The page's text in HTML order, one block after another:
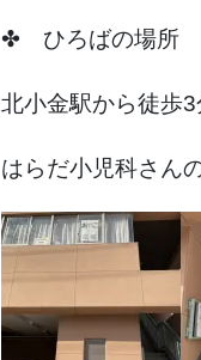
✤ ひろばの場所
北小金駅から徒歩3
はらだ小児科さん